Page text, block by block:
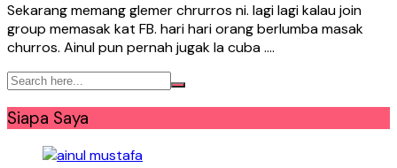
Sekarang memang glemer chrurros ni. lagi lagi kalau join
group memasak kat FB. hari hari orang berlumba masak
churros. Ainul pun pernah jugak la cuba ….
Siapa Saya